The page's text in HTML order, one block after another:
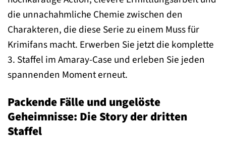
die unnachahmliche Chemie zwischen den
Charakteren, die diese Serie zu einem Muss für
Krimifans macht. Erwerben Sie jetzt die komplette
3. Staffel im Amaray-Case und erleben Sie jeden
spannenden Moment erneut.
Packende Fälle und ungelöste
Geheimnisse: Die Story der dritten
Staffel